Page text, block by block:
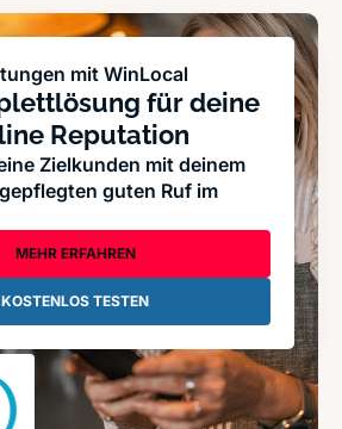
mit WinLocal
für deine
Reputation
Zielkunden mit deinem
guten Ruf im
MEHR ERFAHREN
KOSTENLOS TESTEN